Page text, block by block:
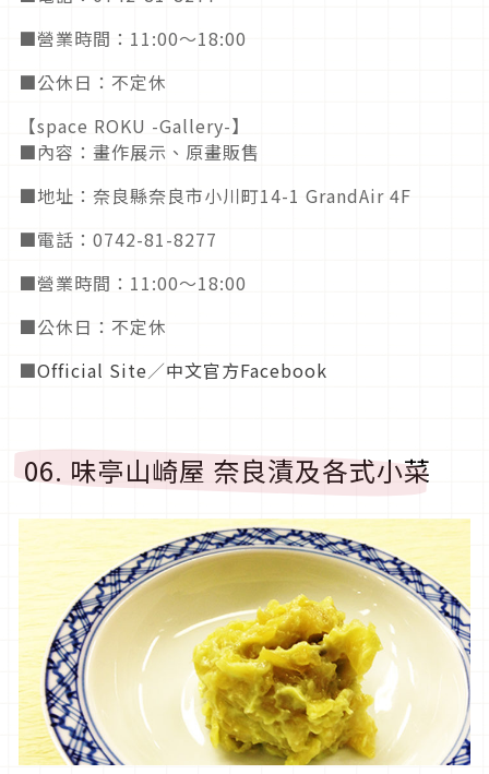
■營業時間：11:00～18:00
■公休日：不定休
【space ROKU -Gallery-】
■內容：畫作展示、原畫販售
■地址：奈良縣奈良市小川町14-1 GrandAir 4F
■電話：0742-81-8277
■營業時間：11:00～18:00
■公休日：不定休
■Official Site／中文官方Facebook
06. 味亭山崎屋 奈良漬及各式小菜